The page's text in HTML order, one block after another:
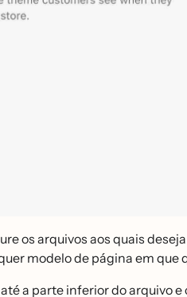
os arquivos aos quais
modelo de página em que
a parte inferior do arquivo